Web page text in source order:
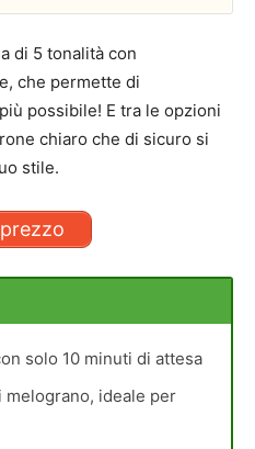
di 5 tonalità con
che permette di
possibile! E tra le opzioni
chiaro che di sicuro si
stile.
solo 10 minuti di attesa
melograno, ideale per